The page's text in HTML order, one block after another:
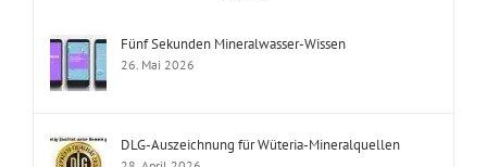
Fünf Sekunden Mineralwasser-Wissen
26. Mai 2026
DLG-Auszeichnung für Wüteria-Mineralquellen